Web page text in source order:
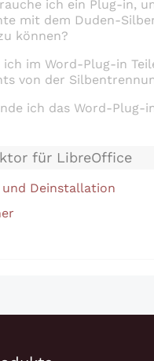
ich ein Plug-in,
mit dem Duden-
können?
ich im Word-Plug-in
von der
ich das Word-Plug-
für LibreOffice
Deinstallation